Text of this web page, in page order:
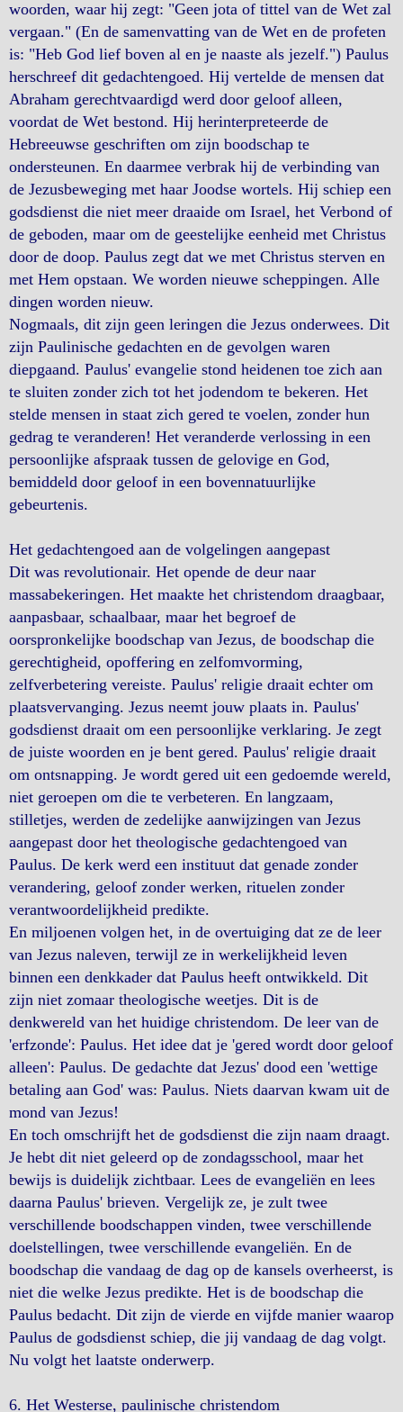
woorden, waar hij zegt: "Geen jota of tittel van de Wet zal
vergaan." (En de samenvatting van de Wet en de profeten
is: "Heb God lief boven al en je naaste als jezelf.") Paulus
herschreef dit gedachtengoed. Hij vertelde de mensen dat
Abraham gerechtvaardigd werd door geloof alleen,
voordat de Wet bestond. Hij herinterpreteerde de
Hebreeuwse geschriften om zijn boodschap te
ondersteunen. En daarmee verbrak hij de verbinding van
de Jezusbeweging met haar Joodse wortels. Hij schiep een
godsdienst die niet meer draaide om Israel, het Verbond of
de geboden, maar om de geestelijke eenheid met Christus
door de doop. Paulus zegt dat we met Christus sterven en
met Hem opstaan. We worden nieuwe scheppingen. Alle
dingen worden nieuw.
Nogmaals, dit zijn geen leringen die Jezus onderwees. Dit
zijn Paulinische gedachten en de gevolgen waren
diepgaand. Paulus' evangelie stond heidenen toe zich aan
te sluiten zonder zich tot het jodendom te bekeren. Het
stelde mensen in staat zich gered te voelen, zonder hun
gedrag te veranderen! Het veranderde verlossing in een
persoonlijke afspraak tussen de gelovige en God,
bemiddeld door geloof in een bovennatuurlijke
gebeurtenis.
Het gedachtengoed aan de volgelingen aangepast
Dit was revolutionair. Het opende de deur naar
massabekeringen. Het maakte het christendom draagbaar,
aanpasbaar, schaalbaar, maar het begroef de
oorspronkelijke boodschap van Jezus, de boodschap die
gerechtigheid, opoffering en zelfomvorming,
zelfverbetering vereiste. Paulus' religie draait echter om
plaatsvervanging. Jezus neemt jouw plaats in. Paulus'
godsdienst draait om een persoonlijke verklaring. Je zegt
de juiste woorden en je bent gered. Paulus' religie draait
om ontsnapping. Je wordt gered uit een gedoemde wereld,
niet geroepen om die te verbeteren. En langzaam,
stilletjes, werden de zedelijke aanwijzingen van Jezus
aangepast door het theologische gedachtengoed van
Paulus. De kerk werd een instituut dat genade zonder
verandering, geloof zonder werken, rituelen zonder
verantwoordelijkheid predikte.
En miljoenen volgen het, in de overtuiging dat ze de leer
van Jezus naleven, terwijl ze in werkelijkheid leven
binnen een denkkader dat Paulus heeft ontwikkeld. Dit
zijn niet zomaar theologische weetjes. Dit is de
denkwereld van het huidige christendom. De leer van de
'erfzonde': Paulus. Het idee dat je 'gered wordt door geloof
alleen': Paulus. De gedachte dat Jezus' dood een 'wettige
betaling aan God' was: Paulus. Niets daarvan kwam uit de
mond van Jezus!
En toch omschrijft het de godsdienst die zijn naam draagt.
Je hebt dit niet geleerd op de zondagsschool, maar het
bewijs is duidelijk zichtbaar. Lees de evangeliën en lees
daarna Paulus' brieven. Vergelijk ze, je zult twee
verschillende boodschappen vinden, twee verschillende
doelstellingen, twee verschillende evangeliën. En de
boodschap die vandaag de dag op de kansels overheerst, is
niet die welke Jezus predikte. Het is de boodschap die
Paulus bedacht. Dit zijn de vierde en vijfde manier waarop
Paulus de godsdienst schiep, die jij vandaag de dag volgt.
Nu volgt het laatste onderwerp.
6. Het Westerse, paulinische christendom